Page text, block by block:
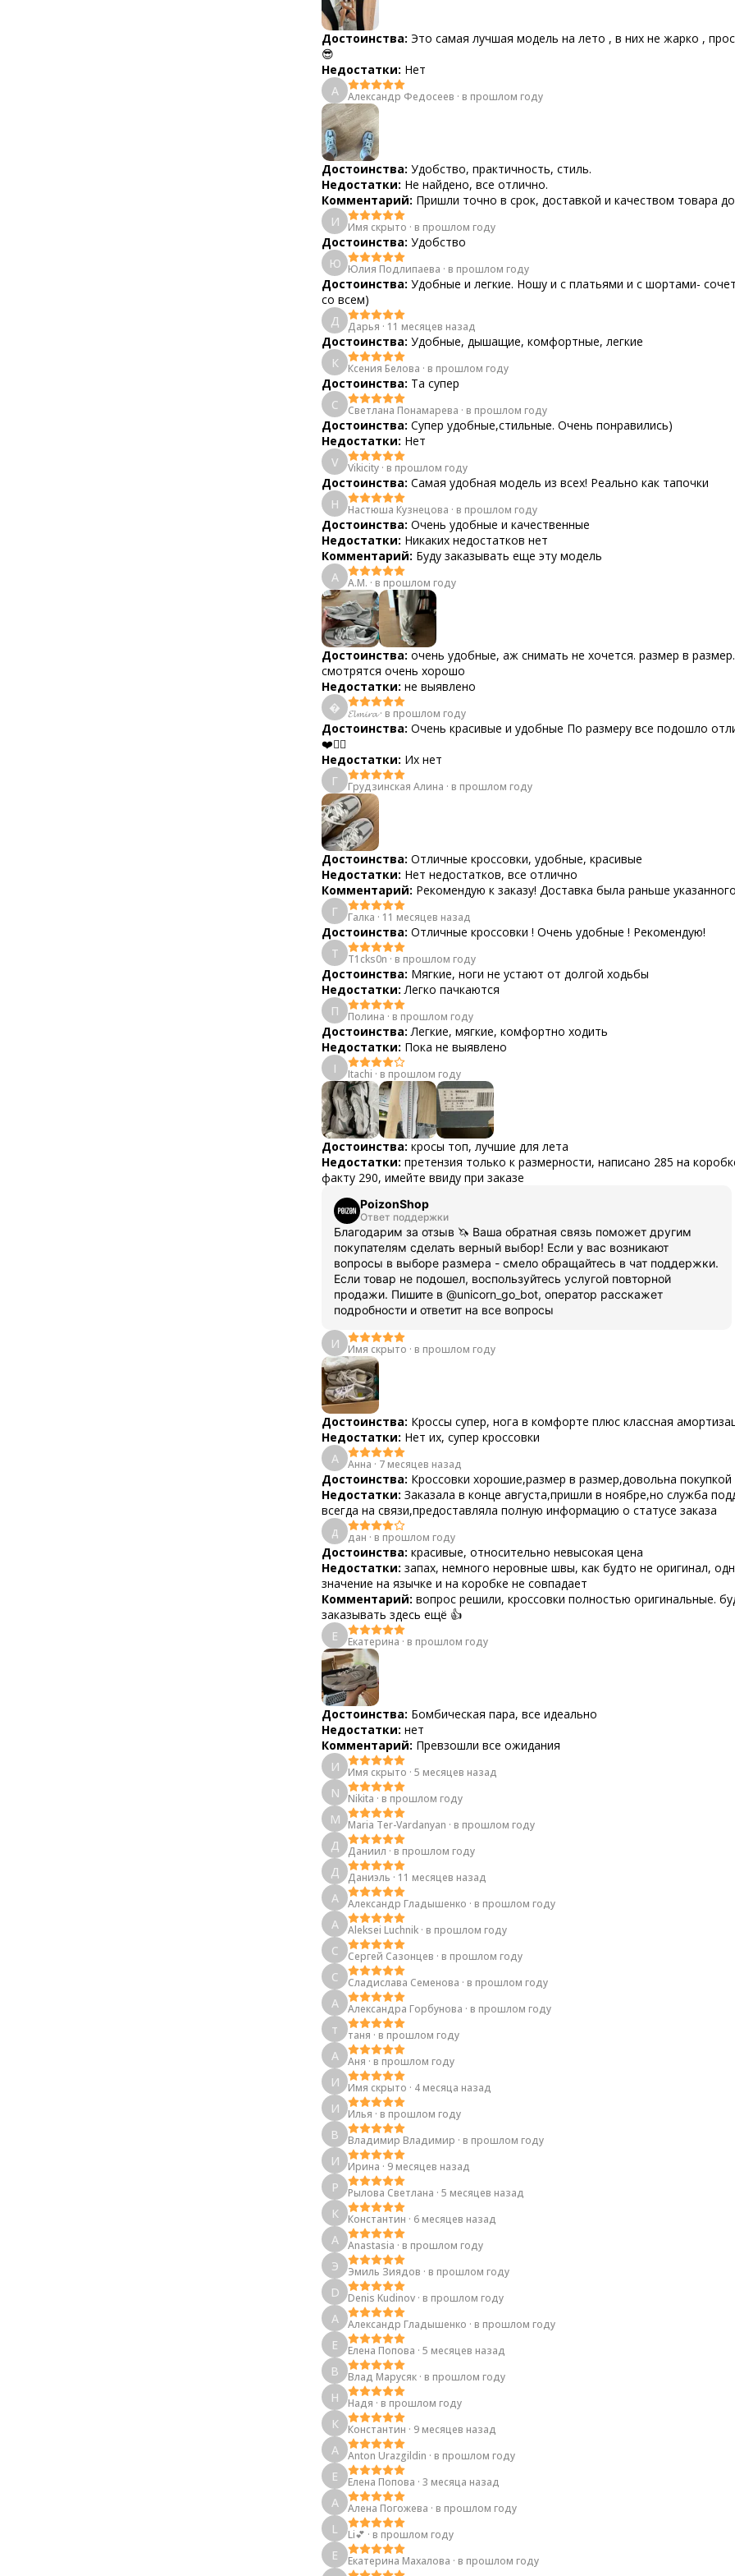
Достоинства: Это самая лучшая модель на лето , в них не жарко ,
😎
Недостатки: Нет
А
Александр Федосеев · в прошлом году
Достоинства: Удобство, практичность, стиль.
Недостатки: Не найдено, все отлично.
Комментарий: Пришли точно в срок, доставкой и качеством товара
И
Имя скрыто · в прошлом году
Достоинства: Удобство
Ю Юлия Подлипаева · в прошлом году
Достоинства: Удобные и легкие. Ношу и с платьями и с шортами-
со всем)
Д
Дарья · 11 месяцев назад
Достоинства: Удобные, дышащие, комфортные, легкие
К
Ксения Белова · в прошлом году
Достоинства: Та супер
С
Светлана Понамарева · в прошлом году
Достоинства: Супер удобные,стильные. Очень понравились)
Недостатки: Нет
V
Vikicity · в прошлом году
Достоинства: Самая удобная модель из всех! Реально как тапочки
Н
Настюша Кузнецова · в прошлом году
Достоинства: Очень удобные и качественные
Недостатки: Никаких недостатков нет
Комментарий: Буду заказывать еще эту модель
А
А.М. · в прошлом году
Достоинства: очень удобные, аж снимать не хочется. размер в
смотрятся очень хорошо
Недостатки: не выявлено
 𝓔𝓵𝓶𝓲𝓻𝓪· в прошлом году
Достоинства: Очень красивые и удобные По размеру все подошло
❤️👍🏻
Недостатки: Их нет
Г
Грудзинская Алина · в прошлом году
Достоинства: Отличные кроссовки, удобные, красивые
Недостатки: Нет недостатков, все отлично
Комментарий: Рекомендую к заказу! Доставка была раньше
Г
Галка · 11 месяцев назад
Достоинства: Отличные кроссовки ! Очень удобные ! Рекомендую!
T
T1cks0n · в прошлом году
Достоинства: Мягкие, ноги не устают от долгой ходьбы
Недостатки: Легко пачкаются
П
Полина · в прошлом году
Достоинства: Легкие, мягкие, комфортно ходить
Недостатки: Пока не выявлено
I
Itachi · в прошлом году
Достоинства: кросы топ, лучшие для лета
Недостатки: претензия только к размерности, написано 285 на
факту 290, имейте ввиду при заказе
PoizonShop
Ответ поддержки
Благодарим за отзыв 🦄 Ваша обратная связь поможет другим
покупателям сделать верный выбор! Если у вас возникают
вопросы в выборе размера - смело обращайтесь в чат поддержки.
Если товар не подошел, воспользуйтесь услугой повторной
продажи. Пишите в @unicorn_go_bot, оператор расскажет
подробности и ответит на все вопросы
И Имя скрыто · в прошлом году
Достоинства: Кроссы супер, нога в комфорте плюс классная
Недостатки: Нет их, супер кроссовки
А
Анна · 7 месяцев назад
Достоинства: Кроссовки хорошие,размер в размер,довольна покупкой
Недостатки: Заказала в конце августа,пришли в ноябре,но служба
всегда на связи,предоставляла полную информацию о статусе заказа
д
дан · в прошлом году
Достоинства: красивые, относительно невысокая цена
Недостатки: запах, немного неровные швы, как будто не оригинал,
значение на язычке и на коробке не совпадает
Комментарий: вопрос решили, кроссовки полностью оригинальные.
заказывать здесь ещё 👍
Е
Екатерина · в прошлом году
Достоинства: Бомбическая пара, все идеально
Недостатки: нет
Комментарий: Превзошли все ожидания
И
Имя скрыто · 5 месяцев назад
N Nikita · в прошлом году
M Maria Ter-Vardanyan · в прошлом году
Д Даниил · в прошлом году
Д Даниэль · 11 месяцев назад
А Александр Гладышенко · в прошлом году
A Alеksei Luchnik · в прошлом году
С Сергей Сазонцев · в прошлом году
С Сладислава Семенова · в прошлом году
А Александра Горбунова · в прошлом году
т таня · в прошлом году
А Аня · в прошлом году
И Имя скрыто · 4 месяца назад
И Илья · в прошлом году
В Владимир Владимир · в прошлом году
И Ирина · 9 месяцев назад
Р Рылова Светлана · 5 месяцев назад
К Константин · 6 месяцев назад
A Anastasia · в прошлом году
Э Эмиль Зиядов · в прошлом году
D Denis Kudinov · в прошлом году
А Александр Гладышенко · в прошлом году
Е Елена Попова · 5 месяцев назад
В Влад Марусяк · в прошлом году
Н Надя · в прошлом году
К Константин · 9 месяцев назад
A Anton Urazgildin · в прошлом году
Е Елена Попова · 3 месяца назад
А Алена Погожева · в прошлом году
L Li💕 · в прошлом году
Е Екатерина Махалова · в прошлом году